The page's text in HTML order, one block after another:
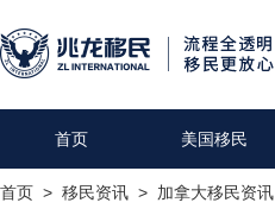
首页 美国移民
首页 > 移民资讯 > 加拿大移民资讯